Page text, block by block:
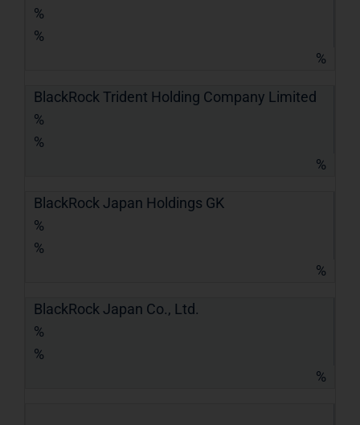
%
%
%
BlackRock Trident Holding Company Limited
%
%
%
BlackRock Japan Holdings GK
%
%
%
BlackRock Japan Co., Ltd.
%
%
%